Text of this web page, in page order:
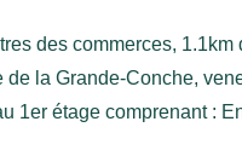
des commerces, 1.1km
de la Grande-Conche,
1er étage comprenant :
chambre, un balcon